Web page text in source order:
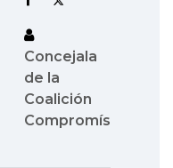
Concejala
de la
Coalición
Compromís